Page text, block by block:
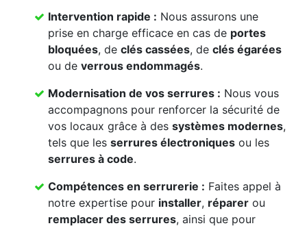
Intervention rapide : Nous assurons une
prise en charge efficace en cas de portes
bloquées, de clés cassées, de clés égarées
ou de verrous endommagés.
Modernisation de vos serrures : Nous vous
accompagnons pour renforcer la sécurité de
vos locaux grâce à des systèmes modernes,
tels que les serrures électroniques ou les
serrures à code.
Compétences en serrurerie : Faites appel à
notre expertise pour installer, réparer ou
remplacer des serrures, ainsi que pour